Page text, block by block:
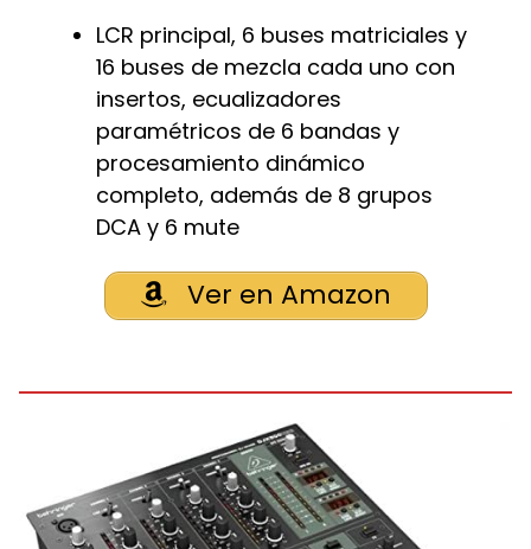
LCR principal, 6 buses matriciales y
16 buses de mezcla cada uno con
insertos, ecualizadores
paramétricos de 6 bandas y
procesamiento dinámico
completo, además de 8 grupos
DCA y 6 mute
Ver en Amazon